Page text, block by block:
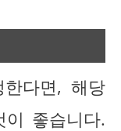
다면, 해당
이 좋습니다.